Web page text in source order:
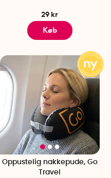
29 kr
Køb
Oppustelig nakkepude, Go
Travel